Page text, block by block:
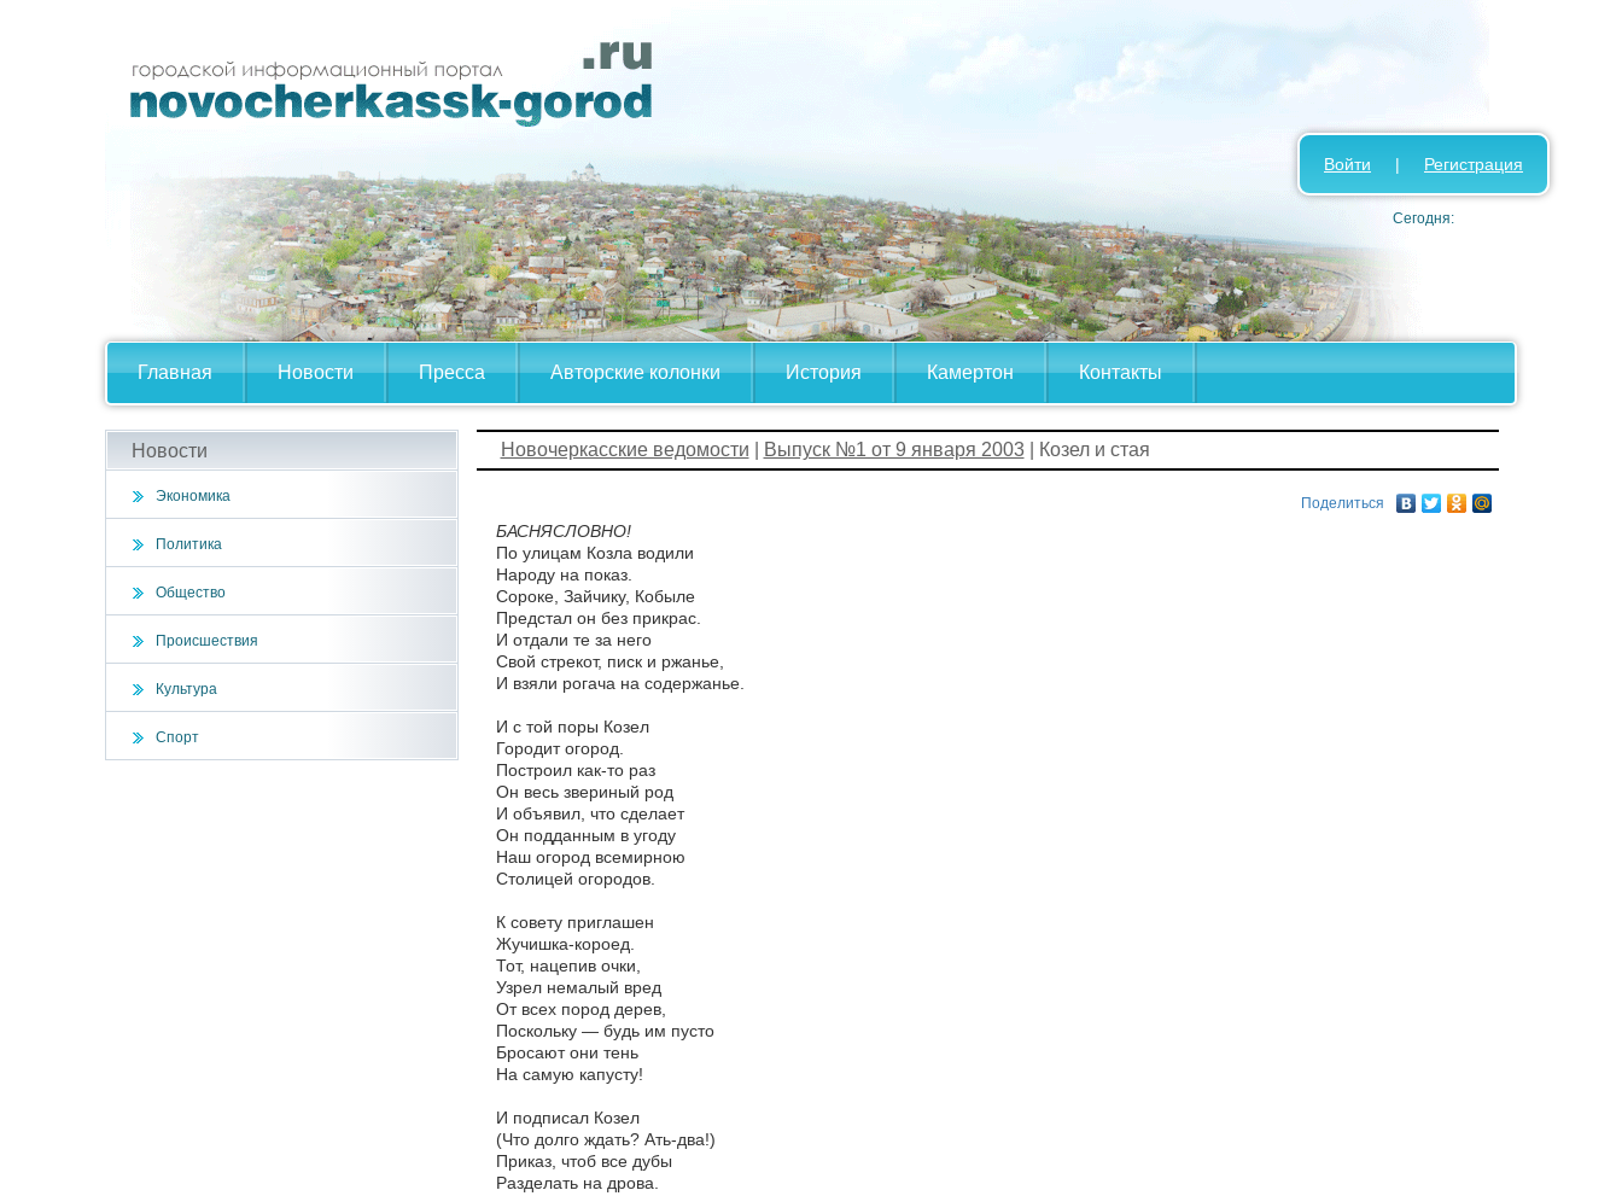
Главная Новости Пресса Авторские колонки История Камертон Контакты
Войти | Регистрация
Сегодня:
Новости
Экономика
Политика
Общество
Происшествия
Культура
Спорт
Новочеркасские ведомости Выпуск №1 от 9 января 2003| Козел и стая
Поделиться
БАСНЯСЛОВНО!
По улицам Козла водили
Народу на показ.
Сороке, Зайчику, Кобыле
Предстал он без прикрас.
И отдали те за него
Свой стрекот, писк и ржанье,
И взяли рогача на содержанье.
И с той поры Козел
Городит огород.
Построил как-то раз
Он весь звериный род
И объявил, что сделает
Он подданным в угоду
Наш огород всемирною
Столицей огородов.
К совету приглашен
Жучишка-короед.
Тот, нацепив очки,
Узрел немалый вред
От всех пород дерев,
Поскольку — будь им пусто
Бросают они тень
На самую капусту!
И подписал Козел
(Что долго ждать? Ать-два!)
Приказ, чтоб все дубы
Разделать на дрова.